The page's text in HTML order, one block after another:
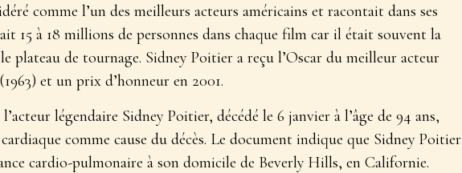
comme l’un des meilleurs acteurs américains et racontait dans ses
15 à 18 millions de personnes dans chaque film car il était souvent la
plateau de tournage. Sidney Poitier a reçu l’Oscar du meilleur acteur
et un prix d’honneur en 2001.
légendaire Sidney Poitier, décédé le 6 janvier à l’âge de 94 ans,
comme cause du décès. Le document indique que Sidney Poitier
cardio-pulmonaire à son domicile de Beverly Hills, en Californie.